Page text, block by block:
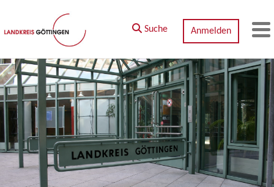
Zum Hauptinhalt springen
Suche Anmelden